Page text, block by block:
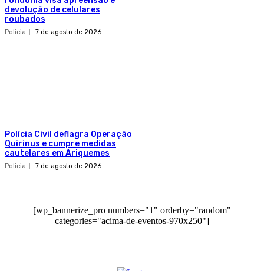
devolução de celulares
roubados
Policia 7 de agosto de 2026
Polícia Civil deflagra Operação
Quirinus e cumpre medidas
cautelares em Ariquemes
Policia 7 de agosto de 2026
[wp_bannerize_pro numbers="1" orderby="random"
categories="acima-de-eventos-970x250"]